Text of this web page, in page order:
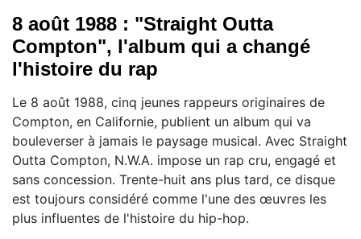
8 août 1988 : "Straight Outta
Compton", l'album qui a changé
l'histoire du rap
Le 8 août 1988, cinq jeunes rappeurs originaires de
Compton, en Californie, publient un album qui va
bouleverser à jamais le paysage musical. Avec Straight
Outta Compton, N.W.A. impose un rap cru, engagé et
sans concession. Trente-huit ans plus tard, ce disque
est toujours considéré comme l'une des œuvres les
plus influentes de l'histoire du hip-hop.